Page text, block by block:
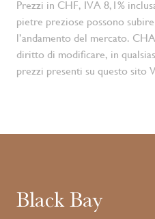
Prezzi in CHF, IVA 8,1%
pietre preziose possono
l’andamento del mercato.
diritto di modificare, in
prezzi presenti su questo sito
Black Bay